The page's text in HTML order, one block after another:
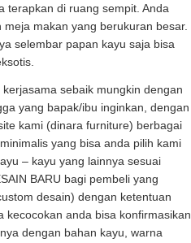
terapkan di ruang sempit. Anda
makan yang berukuran besar.
selembar papan kayu saja bisa
sebaik mungkin dengan
yang bapak/ibu inginkan, dengan
kami (dinara furniture) berbagai
yang bisa anda pilih kami
– kayu yang lainnya sesuai
BARU bagi pembeli yang
desain) dengan ketentuan
anda bisa konfirmasikan
dengan bahan kayu, warna